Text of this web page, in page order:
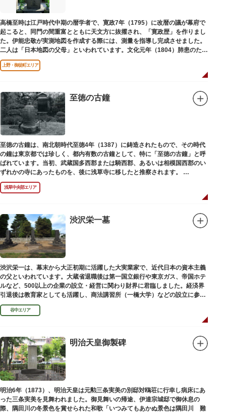
高橋至時は江戸時代中期の暦学者で、寛政7年（1795）に改暦の議が幕府で
起こると、同門の間重富とともに天文方に抜擢され、「寛政歴」を作りまし
た。伊能忠敬が実測地図を作成する際には、測量を指導し完成させました。
二人は「日本地図の父母」といわれています。文化元年（1804）肺患のため
没しました。お墓は源空寺（げんくうじ）にあります。
上野・御徒町エリア
至徳の古鐘
至徳の古鐘は、南北朝時代至徳4年（1387）に鋳造されたもので、その時代
の鐘は東京都では珍しく、都内有数の古鐘として、特に「至徳の古鐘」と呼
ばれています。当初、武蔵国多西郡または騎西郡、あるいは相模国西郡のい
ずれかの寺にあったものを、後に浅草寺に移したと推察されます。
現在は、五重塔北側の絵馬堂内に保管されています。絵馬堂は通常非公開と
なっていますが、不定期で行われる「伝法院庭園拝観と絵馬展」が開催され
浅草中央部エリア
渋沢栄一墓
渋沢栄一は、幕末から大正初期に活躍した大実業家で、近代日本の資本主義
の父といわれています。大蔵省退職後は第一国立銀行や東京ガス、帝国ホテ
ルなど、500以上の企業の設立・経営に関わり財界に君臨しました。経済界
引退後は教育家としても活躍し、商法講習所（一橋大学）などの設立に参画
しました。お墓は谷中霊園にあります。
谷中エリア
明治天皇御製碑
明治6年（1873）、明治天皇は元勲三条実美の別邸対鴎荘に行幸し病床にあ
った三条実美を見舞われました。御見舞いの帰途、伊達宗城邸で御休息の
際、隅田川の冬景色を賞せられた和歌「いつみてもあかぬ景色は隅田川 難